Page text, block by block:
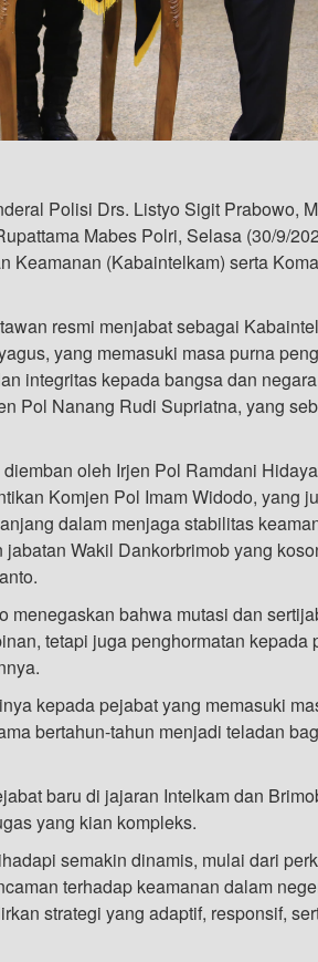
Polisi Drs. Listyo Sigit Prabowo,
Mabes Polri, Selasa (30/9/
Keamanan (Kabaintelkam) serta
resmi menjabat sebagai
yang memasuki masa purna
integritas kepada bangsa dan
Pol Nanang Rudi Supriatna, yang
oleh Irjen Pol Ramdani
Komjen Pol Imam Widodo, yang
dalam menjaga stabilitas
Wakil Dankorbrimob yang
menegaskan bahwa mutasi dan
tetapi juga penghormatan kepada
kepada pejabat yang memasuki
bertahun-tahun menjadi teladan
baru di jajaran Intelkam dan
yang kian kompleks.
semakin dinamis, mulai dari
terhadap keamanan dalam
strategi yang adaptif, responsif,